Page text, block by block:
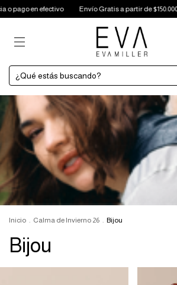
en efectivo Envío Gratis a partir de $150.000
Inicio . Calma de Invierno 26 . Bijou
Bijou